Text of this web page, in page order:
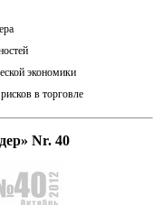
экономики
в торговле
Nr. 40